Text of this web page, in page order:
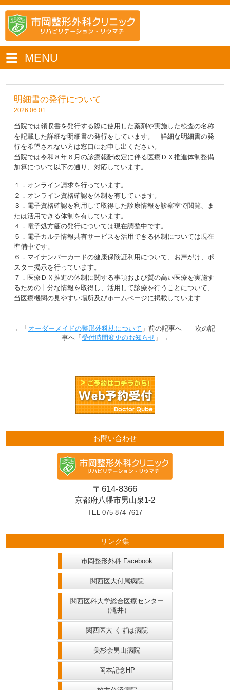
MENU
明細書の発行について
2026.06.01
当院では領収書を発行する際に使用した薬剤や実施した検査の名称
を記載した詳細な明細書の発行をしています。 詳細な明細書の発
行を希望されない方は窓口にお申し出ください。
当院では令和８年６月の診療報酬改定に伴る医療ＤＸ推進体制整備
加算について以下の通り、対応しています。
１．オンライン請求を行っています。
２．オンライン資格確認を体制を有しています。
３．電子資格確認を利用して取得した診療情報を診察室で閲覧、ま
たは活用できる体制を有しています。
４．電子処方箋の発行については現在調整中です。
５．電子カルテ情報共有サービスを活用できる体制については現在
準備中です。
６．マイナンバーカードの健康保険証利用について、お声がけ、ポ
スター掲示を行っています。
７．医療ＤＸ推進の体制に関する事項および質の高い医療を実施す
るための十分な情報を取得し、活用して診療を行うことについて、
当医療機関の見やすい場所及びホームページに掲載しています
←「 オーダーメイドの整形外科枕について 」前の記事へ 次の記
事へ「 受付時間変更のお知らせ 」→
お問い合わせ
〒614-8366
京都府八幡市男山泉1-2
TEL 075-874-7617
リンク集
市岡整形外科 Facebook
関西医大付属病院
関西医科大学総合医療センター
（滝井）
関西医大 くずは病院
美杉会男山病院
岡本記念HP